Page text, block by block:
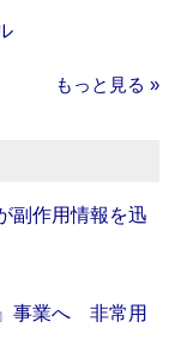
もっと見る »
副作用情報を迅
事業へ 非常用